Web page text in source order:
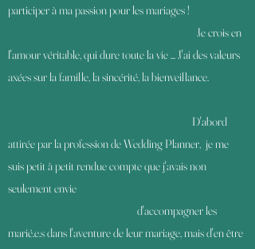
participer à ma passion pour les mariages !
Je crois en
l'amour véritable, qui dure toute la vie ... J'ai des valeurs
axées sur la famille, la sincérité, la bienveillance.
D'abord
attirée par la profession de Wedding Planner, je me
suis petit à petit rendue compte que j'avais non
seulement envie
d'accompagner les
marié.e.s dans l'aventure de leur mariage,mais d'en être